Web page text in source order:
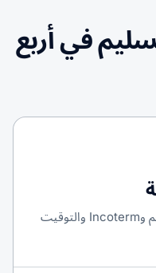
في أربع
المنشأ والوجهة ونوع البضاعة والحجم وIncoterm والتوقيت